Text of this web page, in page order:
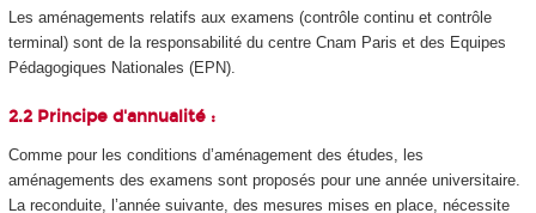
Les aménagements relatifs aux examens (contrôle continu et contrôle
terminal) sont de la responsabilité du centre Cnam Paris et des Equipes
Pédagogiques Nationales (EPN).
2.2 Principe d'annualité :
Comme pour les conditions d’aménagement des études, les
aménagements des examens sont proposés pour une année universitaire.
La reconduite, l’année suivante, des mesures mises en place, nécessite